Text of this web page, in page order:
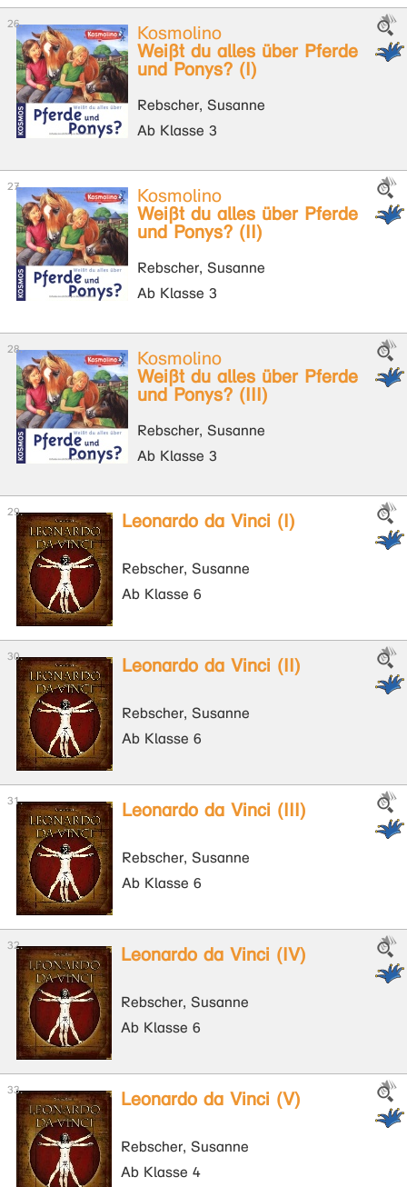
Kosmolino
Weißt du alles über Pferde
und Ponys? (I)
Rebscher, Susanne
Ab Klasse 3
Kosmolino
Weißt du alles über Pferde
und Ponys? (II)
Rebscher, Susanne
Ab Klasse 3
Kosmolino
Weißt du alles über Pferde
und Ponys? (III)
Rebscher, Susanne
Ab Klasse 3
Leonardo da Vinci (I)
Rebscher, Susanne
Ab Klasse 6
Leonardo da Vinci (II)
Rebscher, Susanne
Ab Klasse 6
Leonardo da Vinci (III)
Rebscher, Susanne
Ab Klasse 6
Leonardo da Vinci (IV)
Rebscher, Susanne
Ab Klasse 6
Leonardo da Vinci (V)
Rebscher, Susanne
Ab Klasse 4